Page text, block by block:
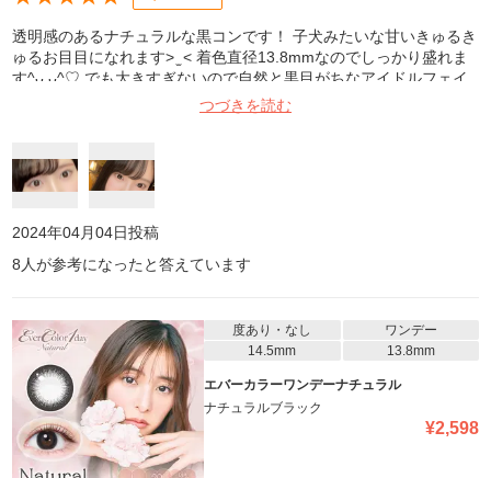
透明感のあるナチュラルな黒コンです！ 子犬みたいな甘いきゅるき
ゅるお目目になれます> ̫ < 着色直径13.8mmなのでしっかり盛れま
す^ᴗ.ᴗ^♡ でも大きすぎないので自然と黒目がちなアイドルフェイ
スになれます！ 含水率38.6%なのでドライアイでも夜まで目が痛く
なりません‪‎🤍 レンズを取り出す時に容器に傾斜があるので取り出し
す🫶❤︎
つづきを読む
2024年04月04日投稿
8 人が参考になったと答えています
度あり・なし
ワンデー
14.5mm
13.8mm
エバーカラーワンデーナチュラル
ナチュラルブラック
¥2,598